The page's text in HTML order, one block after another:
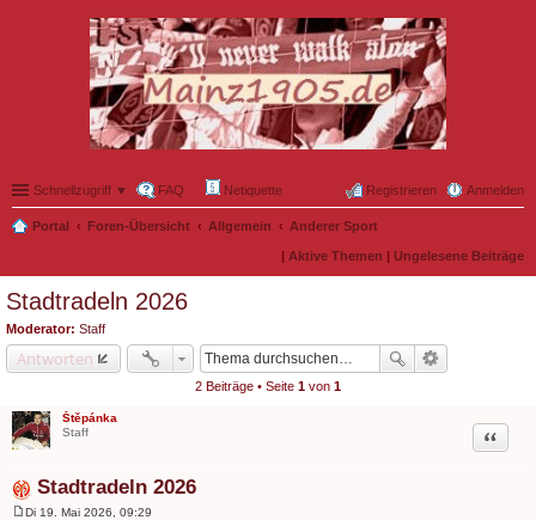
Schnellzugriff ▼ FAQ Netiquette Anmelden
Registrieren
Portal Foren-Übersicht Allgemein Anderer Sport
| Aktive Themen | Ungelesene Beiträge
Stadtradeln 2026
Moderator: Staff
Antworten
2 Beiträge • Seite 1 von 1
Štěpánka
Staff
Stadtradeln 2026
Zitat
Di 19. Mai 2026, 09:29